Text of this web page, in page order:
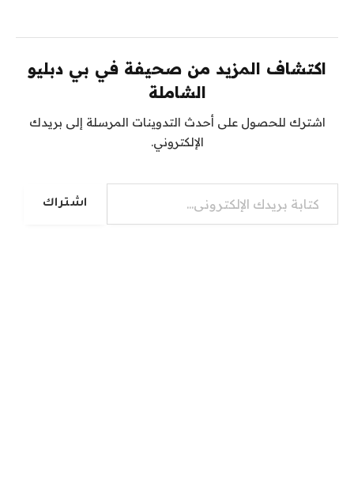
اكتشاف المزيد من صحيفة في بي دبليو
الشاملة
اشترك للحصول على أحدث التدوينات المرسلة إلى بريدك
الإلكتروني.
كتابة بريدك الإلكتروني...
اشتراك